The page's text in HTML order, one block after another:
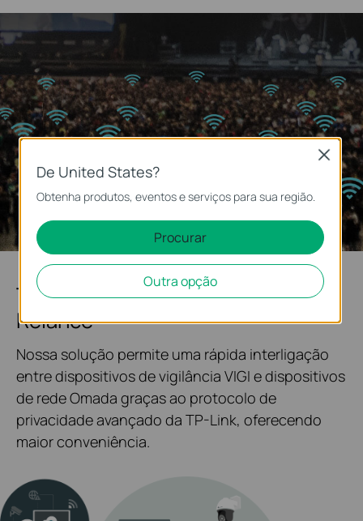
Topologia do Sistema em um
Relance
Nossa solução permite uma rápida interligação
entre dispositivos de vigilância VIGI e dispositivos
de rede Omada graças ao protocolo de
privacidade avançado da TP-Link, oferecendo
maior conveniência.
De United States?
Obtenha produtos, eventos e serviços para sua região.
Procurar
Outra opção
Close